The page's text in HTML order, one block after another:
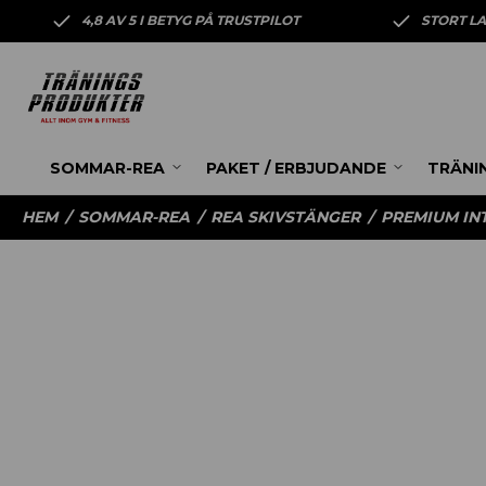
4,8 AV 5 I BETYG PÅ TRUSTPILOT STORT
SOMMAR-REA PAKET / ERBJUDANDE
HEM / SOMMAR-REA / REA SKIVSTÄNGER / PREMIUM